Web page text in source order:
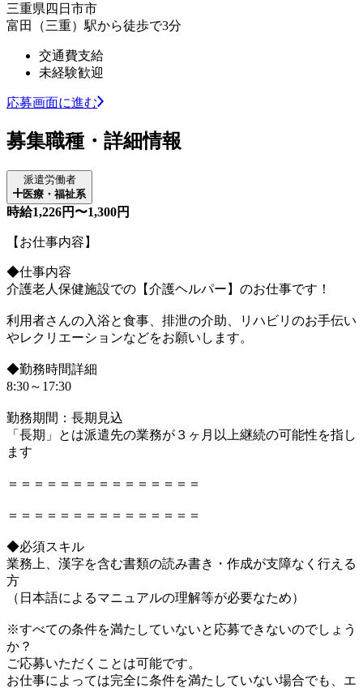
三重県四日市市
富田（三重）駅から徒歩で3分
交通費支給
未経験歓迎
応募画面に進む
募集職種・詳細情報
派遣労働者
医療・福祉系
時給1,226円〜1,300円
【お仕事内容】
◆仕事内容
介護老人保健施設での【介護ヘルパー】のお仕事です！
利用者さんの入浴と食事、排泄の介助、リハビリのお手伝い
やレクリエーションなどをお願いします。
◆勤務時間詳細
8:30～17:30
勤務期間：長期見込
「長期」とは派遣先の業務が３ヶ月以上継続の可能性を指し
ます
＝＝＝＝＝＝＝＝＝＝＝＝＝＝＝
＝＝＝＝＝＝＝＝＝＝＝＝＝＝＝
◆必須スキル
業務上、漢字を含む書類の読み書き・作成が支障なく行える
方
（日本語によるマニュアルの理解等が必要なため）
※すべての条件を満たしていないと応募できないのでしょう
か？
ご応募いただくことは可能です。
お仕事によっては完全に条件を満たしていない場合でも、エ